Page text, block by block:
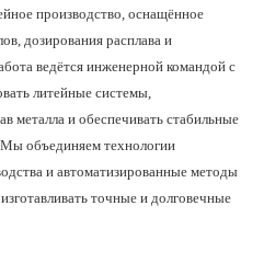
производство, оснащённое
дозирования расплава и
ведётся инженерной командой с
литейные системы,
металла и обеспечивать стабильные
объединяем технологии
и автоматизированные методы
точные и долговечные